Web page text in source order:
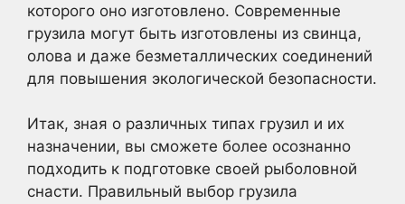
которого оно изготовлено. Современные
грузила могут быть изготовлены из свинца,
олова и даже безметаллических соединений
для повышения экологической безопасности.
Итак, зная о различных типах грузил и их
назначении, вы сможете более осознанно
подходить к подготовке своей рыболовной
снасти. Правильный выбор грузила